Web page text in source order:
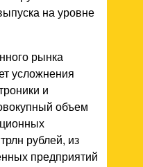
на уровне
рынка
усложнения
и
объем
рублей, из
предприятий